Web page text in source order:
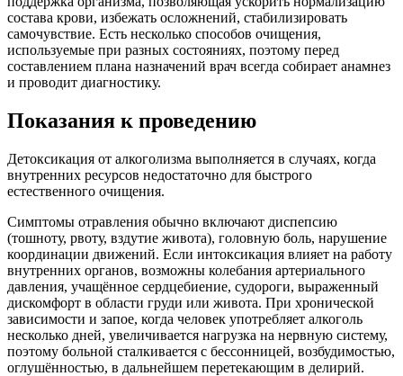
состава крови, избежать осложнений, стабилизировать
самочувствие. Есть несколько способов очищения,
используемые при разных состояниях, поэтому перед
составлением плана назначений врач всегда собирает анамнез
и проводит диагностику.
Показания к проведению
Детоксикация от алкоголизма выполняется в случаях, когда
внутренних ресурсов недостаточно для быстрого
естественного очищения.
Симптомы отравления обычно включают диспепсию
(тошноту, рвоту, вздутие живота), головную боль, нарушение
координации движений. Если интоксикация влияет на работу
внутренних органов, возможны колебания артериального
давления, учащённое сердцебиение, судороги, выраженный
дискомфорт в области груди или живота. При хронической
зависимости и запое, когда человек употребляет алкоголь
несколько дней, увеличивается нагрузка на нервную систему,
поэтому больной сталкивается с бессонницей, возбудимостью,
оглушённостью, в дальнейшем перетекающим в делирий.